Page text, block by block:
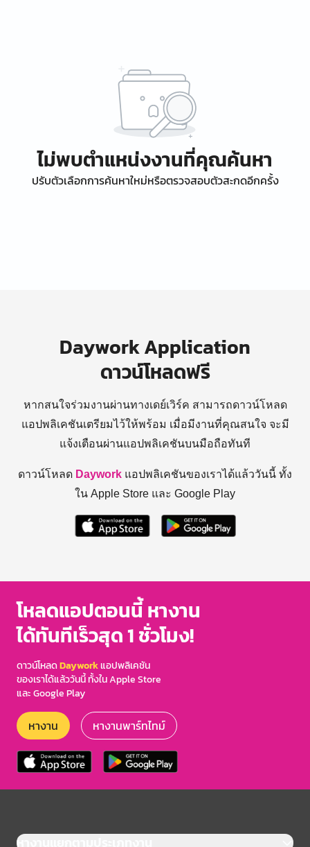
ไม่พบตำแหน่งงานที่คุณค้นหา
ปรับตัวเลือกการค้นหาใหม่หรือตรวจสอบตัวสะกดอีกครั้ง
Daywork Application
ดาวน์โหลดฟรี
หากสนใจร่วมงานผ่านทางเดย์เวิร์ค สามารถดาวน์โหลด
แอปพลิเคชันเตรียมไว้ให้พร้อม เมื่อมีงานที่คุณสนใจ จะมี
แจ้งเตือนผ่านแอปพลิเคชันบนมือถือทันที
ดาวน์โหลด Daywork แอปพลิเคชันของเราได้แล้ววันนี้ ทั้ง
ใน Apple Store และ Google Play
โหลดแอปตอนนี้ หางาน
ได้ทันทีเร็วสุด 1 ชั่วโมง!
ดาวน์โหลดDayworkแอปพลิเคชัน
ของเราได้แล้ววันนี้ ทั้งใน Apple Store
และ Google Play
หางาน หางานพาร์ทไทม์
หางานแยกตามประเภทงาน